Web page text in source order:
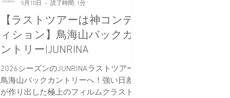
【ラストツアーは神コンデ
ィション】鳥海山バックカ
ントリー|JUNRINA
2026シーズンのJUNRINAラストツアーは
鳥海山バックカントリーへ！強い日差し
が作り出した極上のフィルムクラストを
5月10日
読了時間: 1分